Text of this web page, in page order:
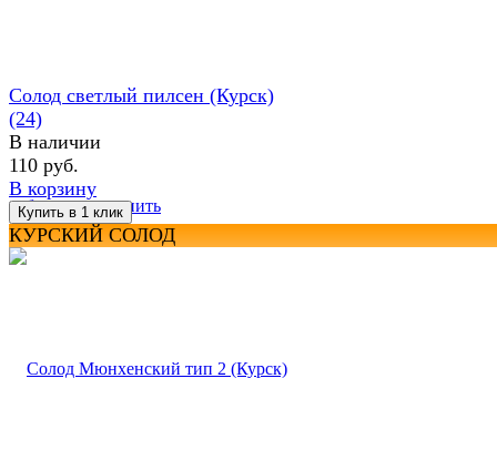
избранное сравнить
Солод светлый пилсен (Курск)
(24)
В наличии
110 руб.
В корзину
КУРСКИЙ СОЛОД